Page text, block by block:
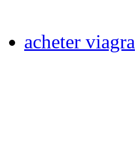
acheter viagra